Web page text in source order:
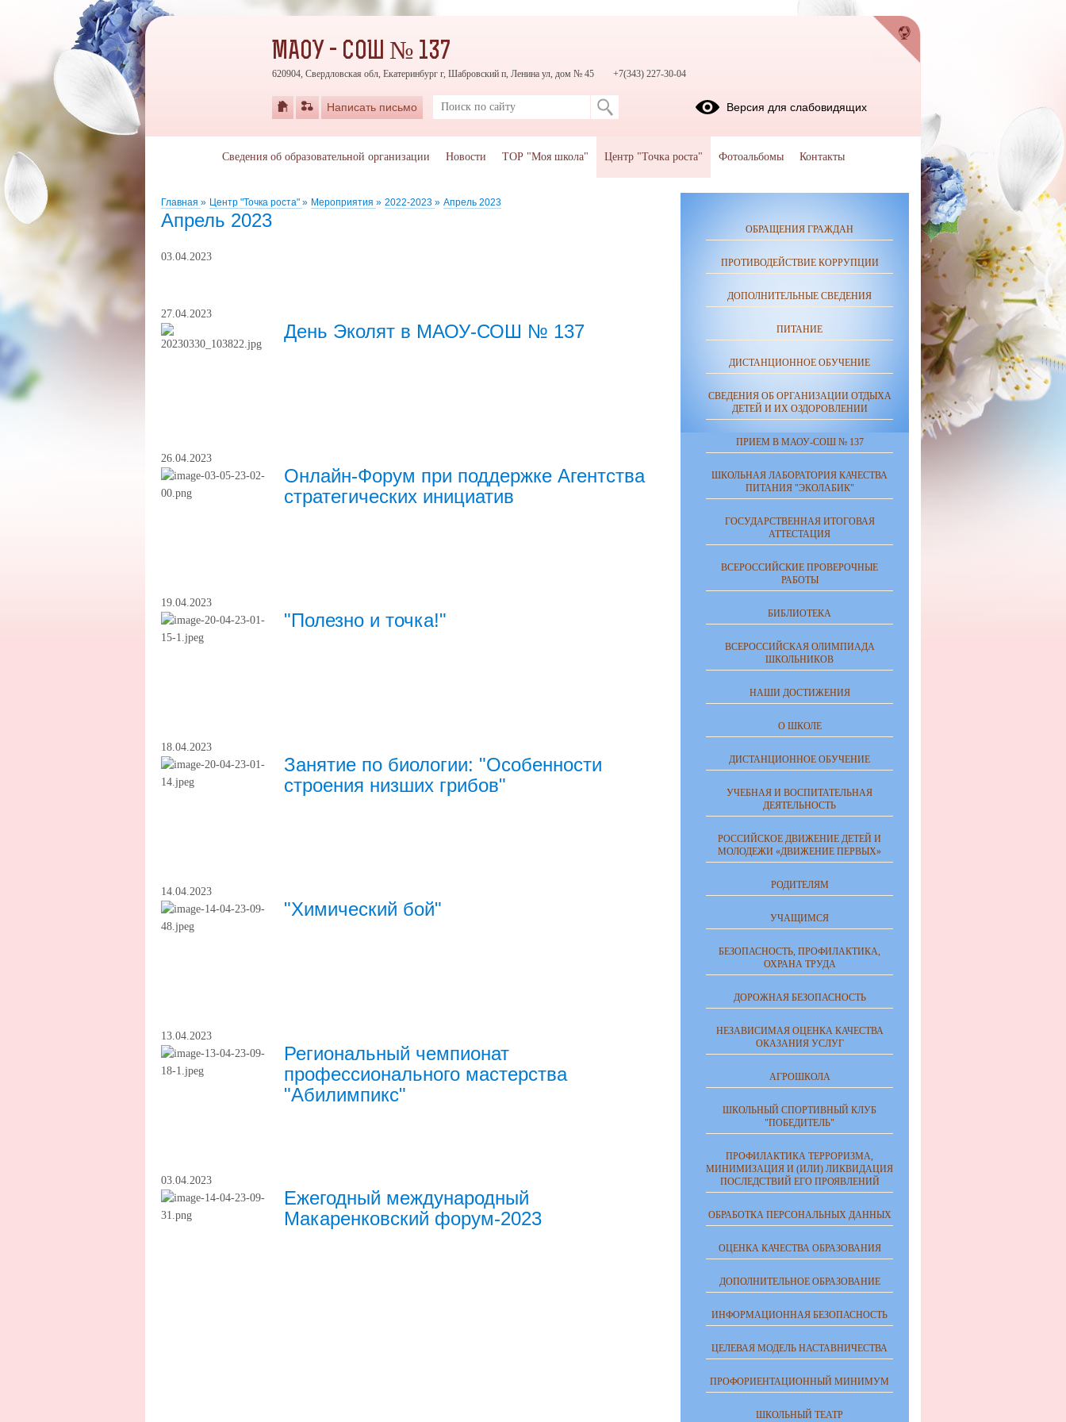
Главная » Центр "Точка роста" » Мероприятия » 2022-2023 » Апрель 2023
Апрель 2023
03.04.2023
27.04.2023
День Эколят в МАОУ-СОШ № 137
26.04.2023
Онлайн-Форум при поддержке Агентства
стратегических инициатив
19.04.2023
"Полезно и точка!"
18.04.2023
Занятие по биологии: "Особенности
строения низших грибов"
14.04.2023
"Химический бой"
13.04.2023
Региональный чемпионат
профессионального мастерства
"Абилимпикс"
03.04.2023
Ежегодный международный
Макаренковский форум-2023
ОБРАЩЕНИЯ ГРАЖДАН
ПРОТИВОДЕЙСТВИЕ КОРРУПЦИИ
ДОПОЛНИТЕЛЬНЫЕ СВЕДЕНИЯ
ПИТАНИЕ
ДИСТАНЦИОННОЕ ОБУЧЕНИЕ
СВЕДЕНИЯ ОБ ОРГАНИЗАЦИИ ОТДЫХА
ДЕТЕЙ И ИХ ОЗДОРОВЛЕНИИ
ПРИЕМ В МАОУ-СОШ № 137
ШКОЛЬНАЯ ЛАБОРАТОРИЯ КАЧЕСТВА
ПИТАНИЯ "ЭКОЛАБИК"
ГОСУДАРСТВЕННАЯ ИТОГОВАЯ
АТТЕСТАЦИЯ
ВСЕРОССИЙСКИЕ ПРОВЕРОЧНЫЕ
РАБОТЫ
БИБЛИОТЕКА
ВСЕРОССИЙСКАЯ ОЛИМПИАДА
ШКОЛЬНИКОВ
НАШИ ДОСТИЖЕНИЯ
О ШКОЛЕ
ДИСТАНЦИОННОЕ ОБУЧЕНИЕ
УЧЕБНАЯ И ВОСПИТАТЕЛЬНАЯ
ДЕЯТЕЛЬНОСТЬ
РОССИЙСКОЕ ДВИЖЕНИЕ ДЕТЕЙ И
МОЛОДЕЖИ «ДВИЖЕНИЕ ПЕРВЫХ»
РОДИТЕЛЯМ
УЧАЩИМСЯ
БЕЗОПАСНОСТЬ, ПРОФИЛАКТИКА,
ОХРАНА ТРУДА
ДОРОЖНАЯ БЕЗОПАСНОСТЬ
НЕЗАВИСИМАЯ ОЦЕНКА КАЧЕСТВА
ОКАЗАНИЯ УСЛУГ
АГРОШКОЛА
ШКОЛЬНЫЙ СПОРТИВНЫЙ КЛУБ
"ПОБЕДИТЕЛЬ"
ПРОФИЛАКТИКА ТЕРРОРИЗМА,
МИНИМИЗАЦИЯ И (ИЛИ) ЛИКВИДАЦИЯ
ПОСЛЕДСТВИЙ ЕГО ПРОЯВЛЕНИЙ
ОБРАБОТКА ПЕРСОНАЛЬНЫХ ДАННЫХ
ОЦЕНКА КАЧЕСТВА ОБРАЗОВАНИЯ
ДОПОЛНИТЕЛЬНОЕ ОБРАЗОВАНИЕ
ИНФОРМАЦИОННАЯ БЕЗОПАСНОСТЬ
ЦЕЛЕВАЯ МОДЕЛЬ НАСТАВНИЧЕСТВА
ПРОФОРИЕНТАЦИОННЫЙ МИНИМУМ
ШКОЛЬНЫЙ ТЕАТР
МАОУ - СОШ № 137
620904, Свердловская обл, Екатеринбург г, Шабровский п, Ленина ул, дом № 45 +7(343) 227-30-04
Написать письмо Версия для слабовидящих
Сведения об образовательной организации Новости ТОР "Моя школа" Центр "Точка роста" Фотоальбомы Контакты